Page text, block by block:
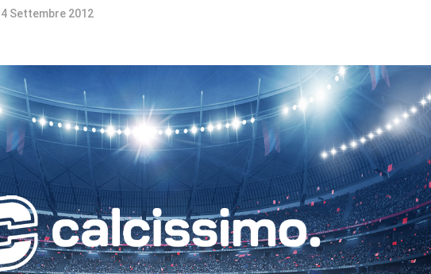
Settembre 2012